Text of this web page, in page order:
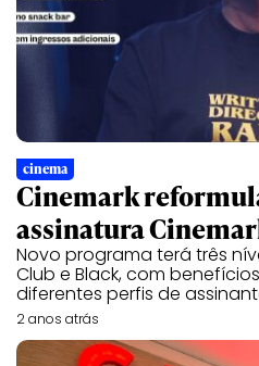
cinema
Cinemark
assinatura
Novo programa terá três
Club e Black, com
diferentes perfis de
2 anos atrás